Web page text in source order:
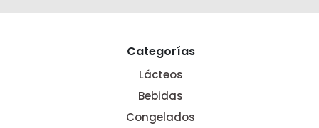
Categorías
Lácteos
Bebidas
Congelados